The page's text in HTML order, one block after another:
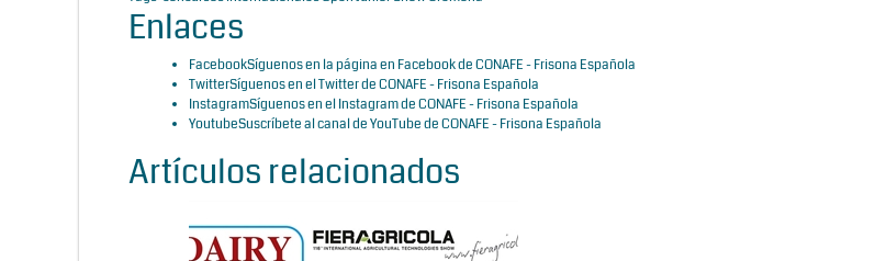
Enlaces
FacebookSíguenos en la página en Facebook de CONAFE - Frisona Española
TwitterSíguenos en el Twitter de CONAFE - Frisona Española
InstagramSíguenos en el Instagram de CONAFE - Frisona Española
YoutubeSuscríbete al canal de YouTube de CONAFE - Frisona Española
Artículos relacionados